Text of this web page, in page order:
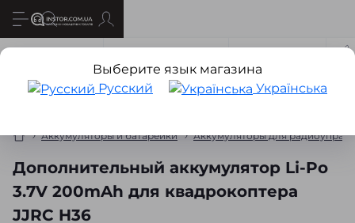
Аккумуляторы и батарейки Аккумуляторы для
Выберите язык магазина
Русский
Українська
Дополнительный аккумулятор Li-Po
3.7V 200mAh для квадрокоптера
JJRC H36